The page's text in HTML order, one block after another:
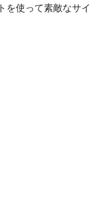
を使って素敵なサイ